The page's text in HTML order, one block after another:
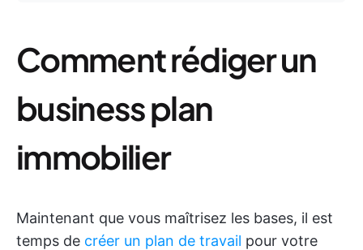
Comment rédiger un
business plan
immobilier
Maintenant que vous maîtrisez les bases, il est
temps de créer un plan de travail pour votre